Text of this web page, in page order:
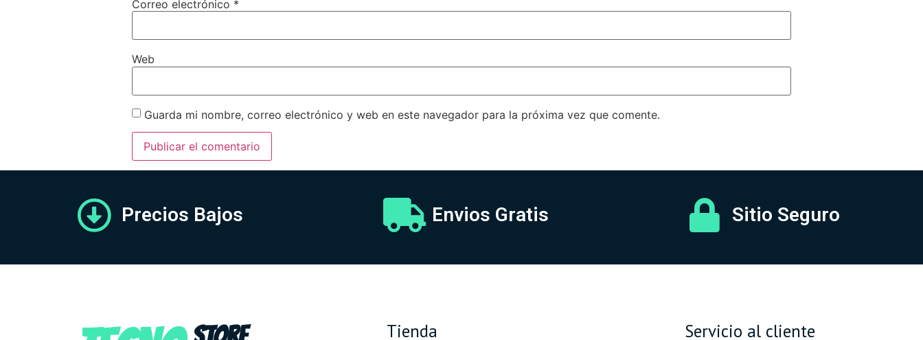
Correo electrónico *
Web
Guarda mi nombre, correo electrónico y web en este navegador para la próxima vez que comente.
Precios Bajos Envios Gratis Sitio Seguro
Tienda Servicio al cliente